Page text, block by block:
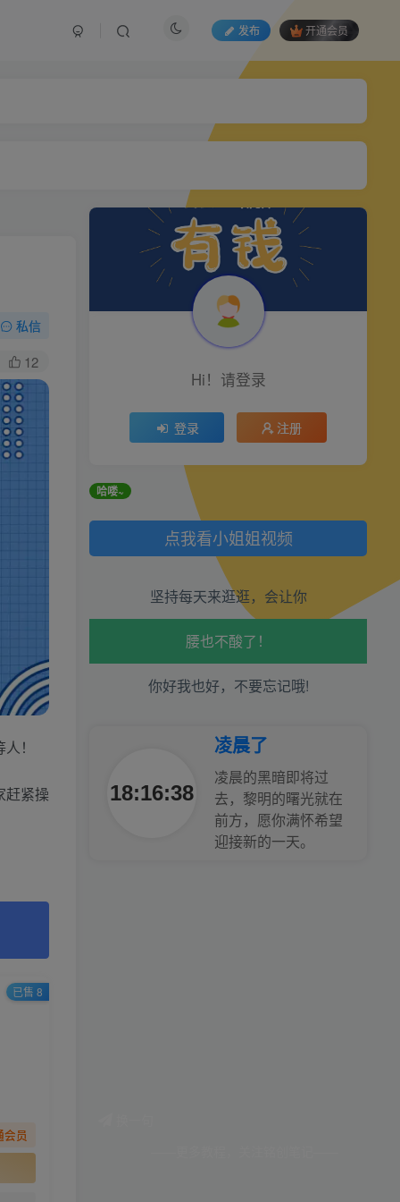
发布 开通会员
私信
12
！
赶紧操
会员
已售 8
Hi！请登录
登录 注册
哈喽~
点我看小姐姐视频
坚持每天来逛逛，会让你
生活也美好了！
心情也舒畅了！
走路也有劲了！
腿也不痛了！
腰也不酸了！
你好我也好，不要忘记哦!
18:16:39
凌晨了
凌晨的黑暗即将过
去，黎明的曙光就在
前方，愿你满怀希望
迎接新的一天。